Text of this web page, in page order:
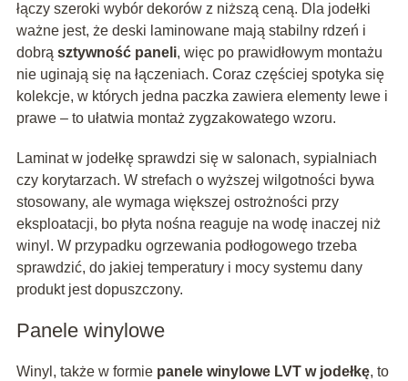
łączy szeroki wybór dekorów z niższą ceną. Dla jodełki
ważne jest, że deski laminowane mają stabilny rdzeń i
dobrą sztywność paneli, więc po prawidłowym montażu
nie uginają się na łączeniach. Coraz częściej spotyka się
kolekcje, w których jedna paczka zawiera elementy lewe i
prawe – to ułatwia montaż zygzakowatego wzoru.
Laminat w jodełkę sprawdzi się w salonach, sypialniach
czy korytarzach. W strefach o wyższej wilgotności bywa
stosowany, ale wymaga większej ostrożności przy
eksploatacji, bo płyta nośna reaguje na wodę inaczej niż
winyl. W przypadku ogrzewania podłogowego trzeba
sprawdzić, do jakiej temperatury i mocy systemu dany
produkt jest dopuszczony.
Panele winylowe
Winyl, także w formie panele winylowe LVT w jodełkę, to